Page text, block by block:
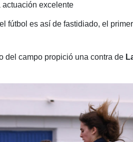
excelente
fútbol es así de fastidiado, el
del campo propició una contra de